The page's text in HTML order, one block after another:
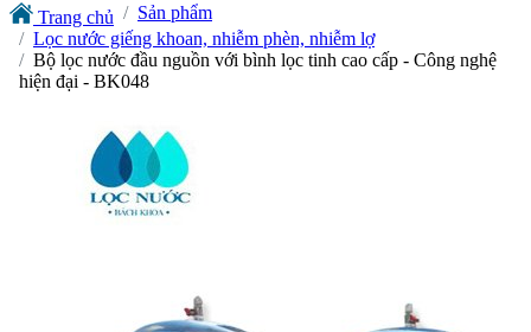
Trang chủ
Sản phẩm
Lọc nước giếng khoan, nhiễm phèn, nhiễm lợ
Bộ lọc nước đầu nguồn với bình lọc tinh cao cấp - Công nghệ
hiện đại - BK048